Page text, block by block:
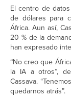
El centro de
de dólares para
África. Aun así,
20 % de la
han expresado
“No creo que
la IA a otros”,
Cassava.
quedarnos atrás”.